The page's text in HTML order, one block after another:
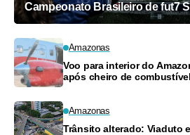
Campeonato Brasileiro de fut7
Amazonas
Voo para interior do
após cheiro de
Amazonas
Trânsito alterado: Viaduto